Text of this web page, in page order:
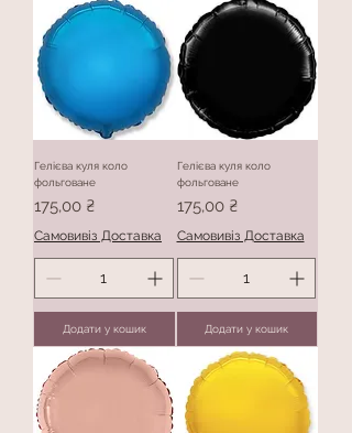
Гелієва куля коло
фольговане
Ціна
175,00 ₴
Самовивіз Доставка
Додати у кошик
Гелієва куля коло
фольговане
Ціна
175,00 ₴
Самовивіз Доставка
Додати у кошик